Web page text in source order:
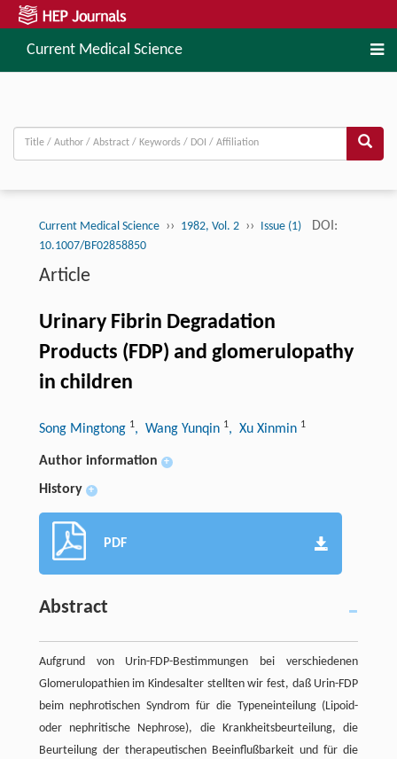
Current Medical Science
Current Medical Science ›› 1982, Vol. 2 ›› Issue (1) DOI:
10.1007/BF02858850
Article
Urinary Fibrin Degradation
Products (FDP) and glomerulopathy
in children
Song Mingtong 1, Wang Yunqin 1, Xu Xinmin 1
Author information +
History +
PDF
Abstract
Aufgrund von Urin-FDP-Bestimmungen bei verschiedenen
Glomerulopathien im Kindesalter stellten wir fest, daß Urin-FDP
beim nephrotischen Syndrom für die Typeneinteilung (Lipoid-
oder nephritische Nephrose), die Krankheitsbeurteilung, die
Beurteilung der therapeutischen Beeinflußbarkeit und für die